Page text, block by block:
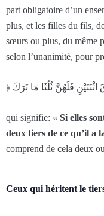
part obligatoire d’un
plus, et les filles du fils,
sœurs ou plus, du même
selon l’unanimité, pour
qui signifie: « Si elles
deux tiers de ce qu’il a
comprend de cela deux
Ceux qui héritent le